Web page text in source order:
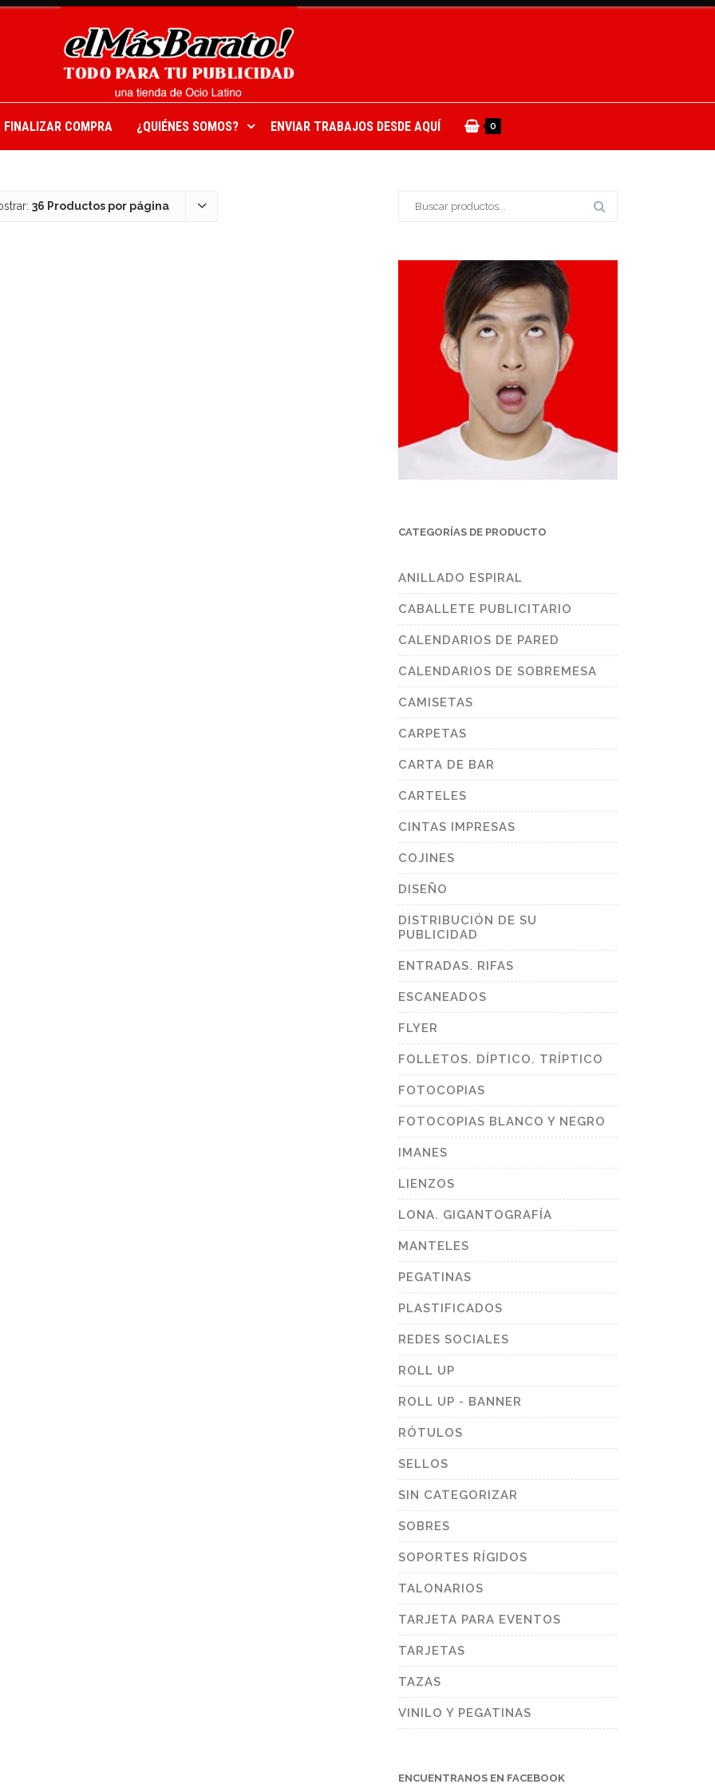
FINALIZAR COMPRA ¿QUIÉNES SOMOS? ENVIAR TRABAJOS DESDE AQUÍ 0
36 Productos por página
CATEGORÍAS DE PRODUCTO
ANILLADO ESPIRAL
CABALLETE PUBLICITARIO
CALENDARIOS DE PARED
CALENDARIOS DE SOBREMESA
CAMISETAS
CARPETAS
CARTA DE BAR
CARTELES
CINTAS IMPRESAS
COJINES
DISEÑO
DISTRIBUCIÓN DE SU
PUBLICIDAD
ENTRADAS. RIFAS
ESCANEADOS
FLYER
FOLLETOS. DÍPTICO. TRÍPTICO
FOTOCOPIAS
FOTOCOPIAS BLANCO Y NEGRO
IMANES
LIENZOS
LONA. GIGANTOGRAFÍA
MANTELES
PEGATINAS
PLASTIFICADOS
REDES SOCIALES
ROLL UP
ROLL UP - BANNER
RÓTULOS
SELLOS
SIN CATEGORIZAR
SOBRES
SOPORTES RÍGIDOS
TALONARIOS
TARJETA PARA EVENTOS
TARJETAS
TAZAS
VINILO Y PEGATINAS
ENCUENTRANOS EN FACEBOOK